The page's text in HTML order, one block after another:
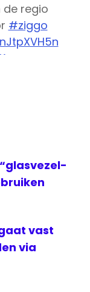
de regio
#ziggo
vast
via